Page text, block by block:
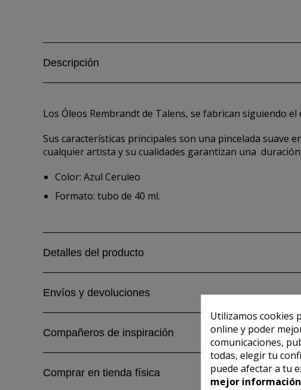
Descripción
Los Óleos Rembrandt de Talens, se fabrican siguiendo
Sus características principales son una pincelada suave
cualquier artista y su cualidades garantizan una
Color: Azul Ceruleo
Formato: tubo de 40 ml.
Detalles del producto
Envíos y devoluciones
Compañeros de inspiración
Comprar en tienda física
Utilizamos cookies
online y poder
comunicaciones,
todas, elegir tu
puede afectar a tu
mejor